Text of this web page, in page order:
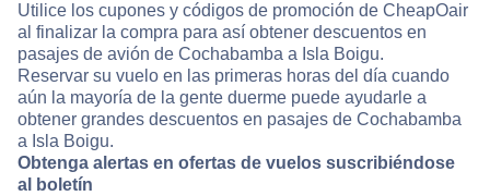
Utilice los cupones y códigos de promoción de CheapOair
al finalizar la compra para así obtener descuentos en
pasajes de avión de Cochabamba a Isla Boigu.
Reservar su vuelo en las primeras horas del día cuando
aún la mayoría de la gente duerme puede ayudarle a
obtener grandes descuentos en pasajes de Cochabamba
a Isla Boigu.
Obtenga alertas en ofertas de vuelos suscribiéndose
al boletín